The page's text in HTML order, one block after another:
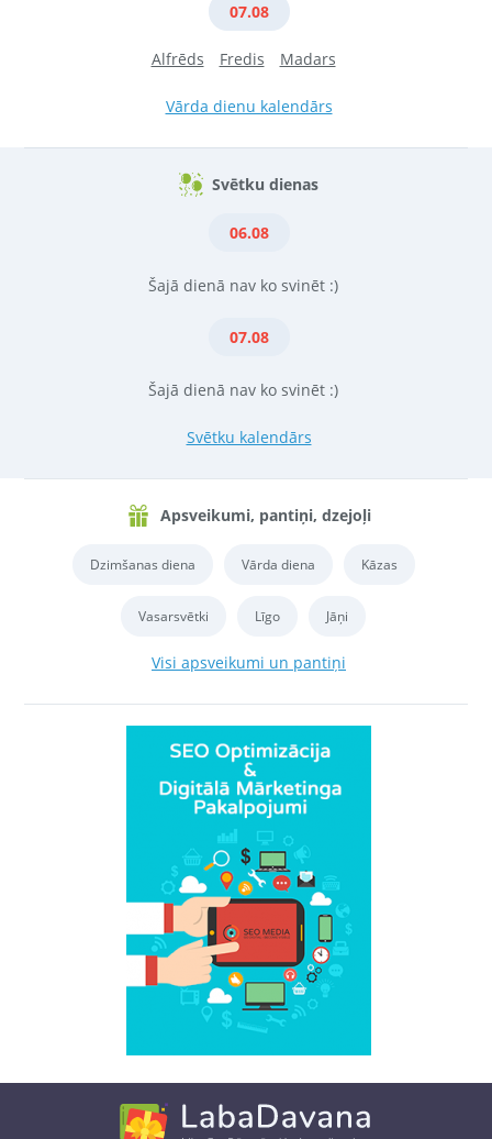
07.08
Alfrēds Fredis Madars
Vārda dienu kalendārs
Svētku dienas
06.08
Šajā dienā nav ko svinēt :)
07.08
Šajā dienā nav ko svinēt :)
Svētku kalendārs
Apsveikumi, pantiņi, dzejoļi
Dzimšanas diena Vārda diena Kāzas
Vasarsvētki Līgo Jāņi
Visi apsveikumi un pantiņi